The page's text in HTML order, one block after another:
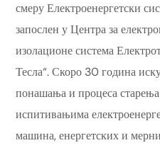
смеру Електроенергетски
запослен у Центра за
изолационе система
Тесла“. Скоро 30 година
понашања и процеса
испитивањима
машина, енергетских и